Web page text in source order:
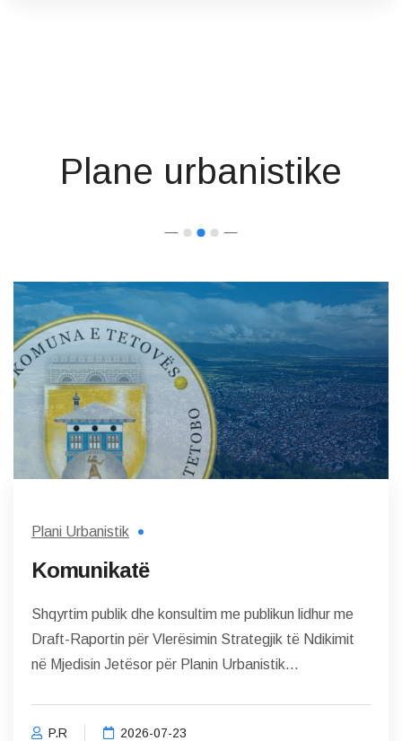
Plane urbanistike
Plani Urbanistik
Komunikatë
Shqyrtim publik dhe konsultim me publikun lidhur me
Draft-Raportin për Vlerësimin Strategjik të Ndikimit
në Mjedisin Jetësor për Planin Urbanistik...
P.R 2026-07-23